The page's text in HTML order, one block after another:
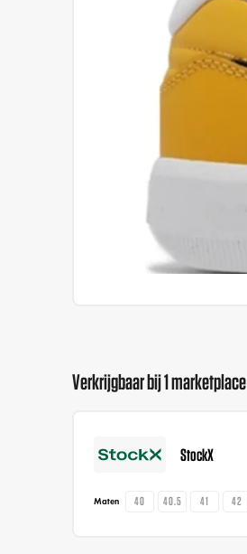
Verkrijgbaar bij 1 marketplace
StockX
Maten 40 40.5 41 42